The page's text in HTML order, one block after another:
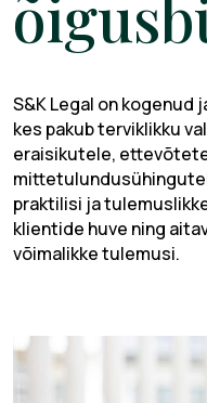
S&K Legal on
kes pakub terviklikku
eraisikutele,
praktilisi ja
klientide huve ning
võimalikke tulemusi.